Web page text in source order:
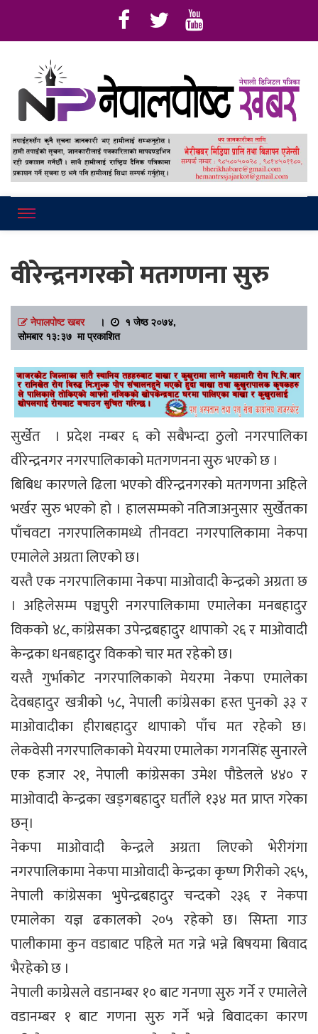
वीरेन्द्रनगरको मतगणना सुरु
नेपालपोष्ट खबर।
१ जेष्ठ २०७४,
सोमबार १३:३७ मा प्रकाशित
सुर्खेत । प्रदेश नम्बर ६ को सबैभन्दा ठुलो नगरपालिका
वीरेन्द्रनगर नगरपालिकाको मतगणनना सुरु भएको छ ।
बिबिध कारणले ढिला भएको वीरेन्द्रनगरको मतगणना अहिले
भर्खर सुरु भएको हो । हालसम्मको नतिजाअनुसार सुर्खेतका
पाँचवटा नगरपालिकामध्ये तीनवटा नगरपालिकामा नेकपा
एमालेले अग्रता लिएको छ।
यस्तै एक नगरपालिकामा नेकपा माओवादी केन्द्रको अग्रता छ
। अहिलेसम्म पञ्चपुरी नगरपालिकामा एमालेका मनबहादुर
विकको ४८, कांग्रेसका उपेन्द्रबहादुर थापाको २६ र माओवादी
केन्द्रका धनबहादुर विकको चार मत रहेको छ।
यस्तै गुर्भाकोट नगरपालिकाको मेयरमा नेकपा एमालेका
देवबहादुर खत्रीको ५८, नेपाली कांग्रेसका हस्त पुनको ३३ र
माओवादीका हीराबहादुर थापाको पाँच मत रहेको छ।
लेकवेसी नगरपालिकाको मेयरमा एमालेका गगनसिंह सुनारले
एक हजार २१, नेपाली कांग्रेसका उमेश पौडेलले ४४० र
माओवादी केन्द्रका खड्गबहादुर घर्तीले १३४ मत प्राप्त गरेका
छन्।
नेकपा माओवादी केन्द्रले अग्रता लिएको भेरीगंगा
नगरपालिकामा नेकपा माओवादी केन्द्रका कृष्ण गिरीको २६५,
नेपाली कांग्रेसका भुपेन्द्रबहादुर चन्दको २३६ र नेकपा
एमालेका यज्ञ ढकालको २०५ रहेको छ। सिम्ता गाउ
पालीकामा कुन वडाबाट पहिले मत गन्ने भन्ने बिषयमा बिवाद
भैरहेको छ ।
नेपाली काग्रेसले वडानम्बर १० बाट गनणा सुरु गर्ने र एमालेले
वडानम्बर १ बाट गणना सुरु गर्ने भन्ने बिवादका कारण